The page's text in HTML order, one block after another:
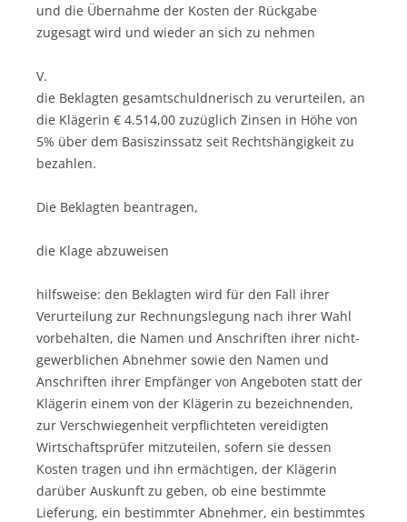
und die Übernahme der Kosten der Rückgabe
zugesagt wird und wieder an sich zu nehmen
V.
die Beklagten gesamtschuldnerisch zu verurteilen, an
die Klägerin € 4.514,00 zuzüglich Zinsen in Höhe von
5% über dem Basiszinssatz seit Rechtshängigkeit zu
bezahlen.
Die Beklagten beantragen,
die Klage abzuweisen
hilfsweise: den Beklagten wird für den Fall ihrer
Verurteilung zur Rechnungslegung nach ihrer Wahl
vorbehalten, die Namen und Anschriften ihrer nicht-
gewerblichen Abnehmer sowie den Namen und
Anschriften ihrer Empfänger von Angeboten statt der
Klägerin einem von der Klägerin zu bezeichnenden,
zur Verschwiegenheit verpflichteten vereidigten
Wirtschaftsprüfer mitzuteilen, sofern sie dessen
Kosten tragen und ihn ermächtigen, der Klägerin
darüber Auskunft zu geben, ob eine bestimmte
Lieferung, ein bestimmter Abnehmer, ein bestimmtes